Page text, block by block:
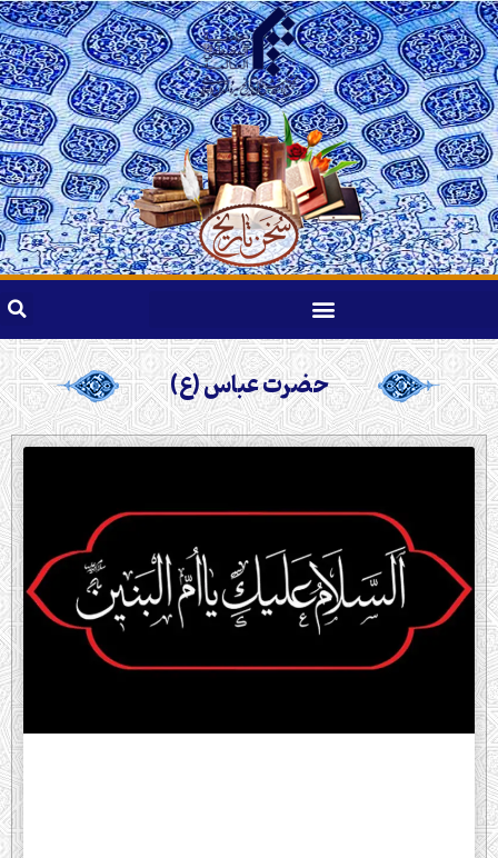
حضرت عباس (ع)